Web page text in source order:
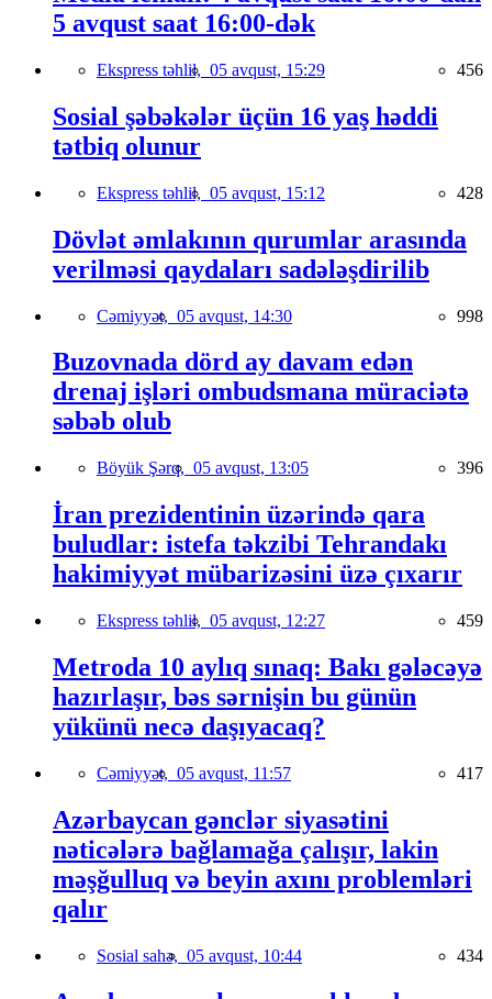
5 avqust saat 16:00-dək
Ekspress təhlil, 05 avqust, 15:29 456
Sosial şəbəkələr üçün 16 yaş həddi
tətbiq olunur
Ekspress təhlil, 05 avqust, 15:12 428
Dövlət əmlakının qurumlar arasında
verilməsi qaydaları sadələşdirilib
Cəmiyyət, 05 avqust, 14:30 998
Buzovnada dörd ay davam edən
drenaj işləri ombudsmana müraciətə
səbəb olub
Böyük Şərq, 05 avqust, 13:05 396
İran prezidentinin üzərində qara
buludlar: istefa təkzibi Tehrandakı
hakimiyyət mübarizəsini üzə çıxarır
Ekspress təhlil, 05 avqust, 12:27 459
Metroda 10 aylıq sınaq: Bakı gələcəyə
hazırlaşır, bəs sərnişin bu günün
yükünü necə daşıyacaq?
Cəmiyyət, 05 avqust, 11:57 417
Azərbaycan gənclər siyasətini
nəticələrə bağlamağa çalışır, lakin
məşğulluq və beyin axını problemləri
qalır
Sosial sahə, 05 avqust, 10:44 434